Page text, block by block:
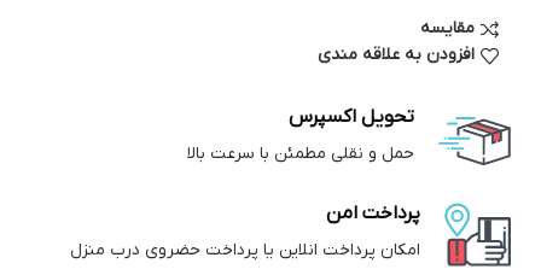
مقایسه
افزودن به علاقه مندی
تحویل اکسپرس
حمل و نقلی مطمئن با سرعت بالا
پرداخت امن
امکان پرداخت انلاین یا پرداخت حضروی درب منزل